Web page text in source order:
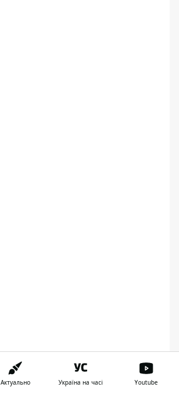
Фото: Руслана Левченко
Актуально Україна на часі Youtube